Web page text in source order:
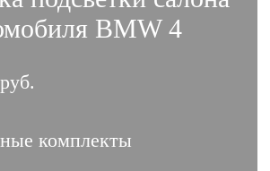
BMW 4
комплекты